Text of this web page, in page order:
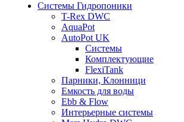
Системы Гидропоники
T-Rex DWC
AquaPot
AutoPot UK
Системы
Комплектующие
FlexiTank
Парники, Клонници
Емкость для воды
Ebb & Flow
Интерьерные системы